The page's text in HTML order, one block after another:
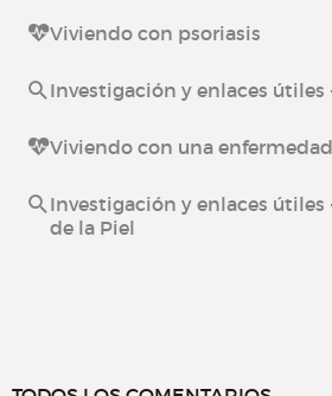
Viviendo con psoriasis
Investigación y enlaces útiles
Viviendo con una
Investigación y enlaces útiles
de la Piel